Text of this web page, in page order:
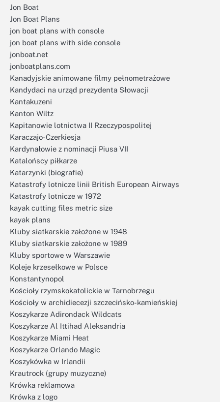
Jon Boat
Jon Boat Plans
jon boat plans with console
jon boat plans with side console
jonboat.net
jonboatplans.com
Kanadyjskie animowane filmy pełnometrażowe
Kandydaci na urząd prezydenta Słowacji
Kantakuzeni
Kanton Wiltz
Kapitanowie lotnictwa II Rzeczypospolitej
Karaczajo-Czerkiesja
Kardynałowie z nominacji Piusa VII
Katalońscy piłkarze
Katarzynki (biografie)
Katastrofy lotnicze linii British European Airways
Katastrofy lotnicze w 1972
kayak cutting files metric size
kayak plans
Kluby siatkarskie założone w 1948
Kluby siatkarskie założone w 1989
Kluby sportowe w Warszawie
Koleje krzesełkowe w Polsce
Konstantynopol
Kościoły rzymskokatolickie w Tarnobrzegu
Kościoły w archidiecezji szczecińsko-kamieńskiej
Koszykarze Adirondack Wildcats
Koszykarze Al Ittihad Aleksandria
Koszykarze Miami Heat
Koszykarze Orlando Magic
Koszykówka w Irlandii
Krautrock (grupy muzyczne)
Krówka reklamowa
Krówka z logo